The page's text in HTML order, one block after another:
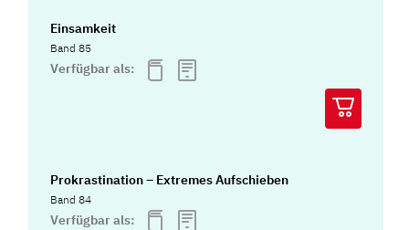
Einsamkeit
Band 85
Verfügbar als:
Prokrastination – Extremes Aufschieben
Band 84
Verfügbar als: